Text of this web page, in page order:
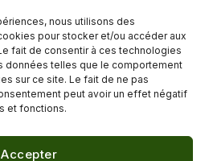
nous utilisons des
pour stocker et/ou accéder aux
fait de consentir à ces technologies
données telles que le comportement
sur ce site. Le fait de ne pas
peut avoir un effet négatif
et fonctions.
Accepter
l’autre par contact direct ou par le
Article suivant→